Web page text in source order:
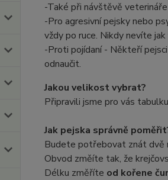
-Také při návštěvě
-Pro agresivní pejsky nebo
vždy po ruce. Nikdy nevíte
-Proti pojídaní - Někteří
odnaučit.
Jakou velikost vybrat?
Připravili jsme pro vás
Jak pejska správně
Budete potřebovat znát dvě
Obvod změíte tak, že
Délku změříte od kořene